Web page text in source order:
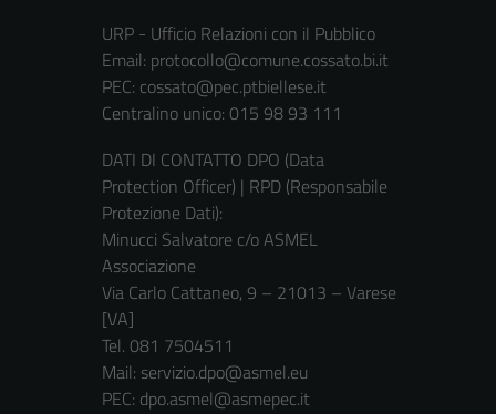
URP - Ufficio Relazioni con il Pubblico
Email: protocollo@comune.cossato.bi.it
PEC: cossato@pec.ptbiellese.it
Centralino unico: 015 98 93 111
DATI DI CONTATTO DPO (Data
Protection Officer) | RPD (Responsabile
Protezione Dati):
Minucci Salvatore c/o ASMEL
Associazione
Via Carlo Cattaneo, 9 – 21013 – Varese
[VA]
Tel. 081 7504511
Mail: servizio.dpo@asmel.eu
PEC: dpo.asmel@asmepec.it